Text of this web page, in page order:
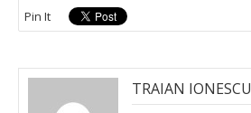
Pin It
TRAIAN IONESCU